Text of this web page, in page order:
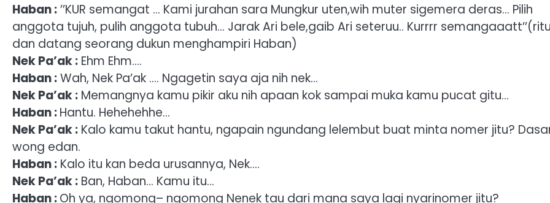
Haban :’’KUR semangat … Kami jurahan sara Mungkur uten,wih muter sigemera deras… Pilih
anggota tujuh, pulih anggota tubuh… Jarak Ari bele,gaib Ari seteruu.. Kurrrr
dan datang seorang dukun menghampiri Haban)
Nek Pa’ak : Ehm Ehm….
Haban :Wah, Nek Pa’ak …. Ngagetin saya aja nih nek…
Nek Pa’ak : Memangnya kamu pikir aku nih apaan kok sampai muka kamu pucat gitu…
Haban :Hantu. Hehehehhe…
Nek Pa’ak : Kalo kamu takut hantu, ngapain ngundang lelembut buat minta nomer jitu?
wong edan.
Haban : Kalo itu kan beda urusannya, Nek….
Nek Pa’ak : Ban, Haban… Kamu itu…
Haban :Oh ya, ngomong– ngomong Nenek tau dari mana saya lagi nyarinomer jitu?